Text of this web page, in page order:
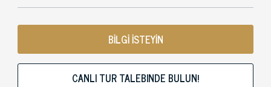
BİLGİ İSTEYİN
CANLI TUR TALEBINDE BULUN!